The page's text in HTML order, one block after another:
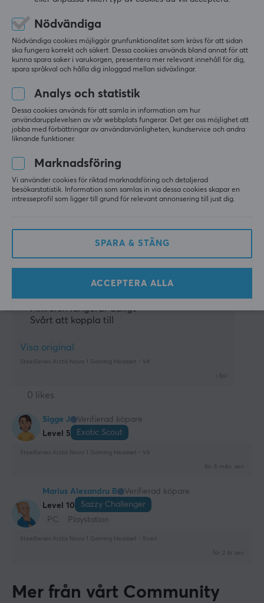
AirWeave
Färg
Svart
FUNKTIONER
Mute-knapp
Ja
GARANTI
2 års garanti
Frekvensomfång
20-22000 Hz
Impedans
Ljudbild
Frekvensomfång
100-10000 Hz
Polärt mönster
Bidirectional
Löstagbar
MÅTT & VIKT
bra ljud
bekväm
lätt
Plastig (typ bra ändå)
SteelSeries Arctis Nova 1 Gaming Headset - Svart
Lucas H
Verifierad köpare
Level 6
Comfy Specialist
PC
Skön passform, tillräckligt bra ljud & mikrofon. Väl
värt priset.
Passform
Pris
för 2 år sen
Turtling Commander
Mikrofon fungerar dåligt
Svårt att koppla till
Visa original
SteelSeries Arctis Nova 1 Gaming Headset - Vit
0 likes
Sigge J
Verifierad köpare
Level 5
Exotic Scout
SteelSeries Arctis Nova 1 Gaming Headset - Vit
för 6 mån. sen
Marius Alexandru B
Verifierad köpare
Level 10
Sazzy Challenger
PC
Playstation
SteelSeries Arctis Nova 1 Gaming Headset - Svart
för 2 år sen
Mer från vårt Community
Nödvändiga
Nödvändiga cookies möjliggör grunfunktionalitet som krävs för att sidan
ska fungera korrekt och säkert. Dessa cookies används bland annat för att
kunna spara saker i varukorgen, presentera mer relevant innehåll för dig,
spara språkval och hålla dig inloggad mellan sidväxlingar.
Analys och statistik
Dessa cookies används för att samla in information om hur
användarupplevelsen av vår webbplats fungerar. Det ger oss möjlighet att
jobba med förbättringar av användarvänligheten, kundservice och andra
liknande funktioner.
Marknadsföring
Vi använder cookies för riktad marknadsföring och detaljerad
besökarstatistik. Information som samlas in via dessa cookies skapar en
intresseprofil som ligger till grund för relevant annonsering till just dig.
SPARA & STÄNG
ACCEPTERA ALLA